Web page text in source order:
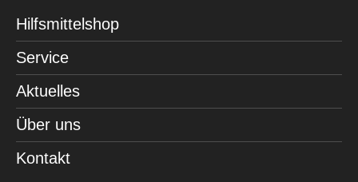
Hilfsmittelshop
Service
Aktuelles
Über uns
Kontakt